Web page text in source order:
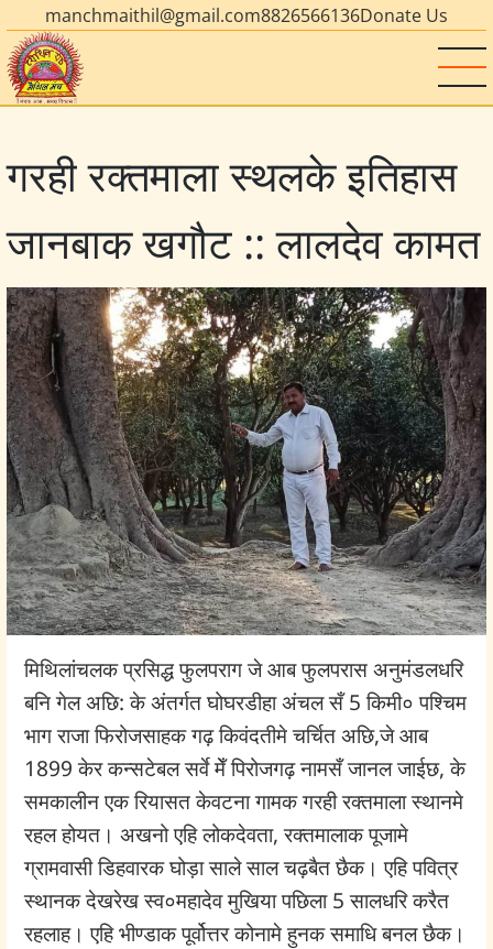
manchmaithil@gmail.com8826566136Donate Us
गरही रक्तमा‌ला स्थल‌के इतिहास
जानबाक खगौट :: लालदेव कामत
मिथिलांचलक प्रसिद्ध फुलपराग जे आब फुलपरास अनुमंडलधरि
बनि गेल अछि: के अंतर्गत घोघरडीहा अंचल सँ 5 किमी० पश्चिम
भाग राजा फिरोजसाहक गढ़ किवंदतीमे चर्चित अछि,जे आब
1899 केर कन्सटेबल सर्वे मेँ पिरोजगढ़ नामसँ जानल जाईछ, के
समकालीन एक रियासत केवटना गामक गरही रक्तमाला स्थानमे
रहल होयत। अखनो एहि लोकदेवता, रक्तमालाक पूजामे
ग्रामवासी डिहवारक घोड़ा साले साल चढ़बैत छैक। एहि पवित्र
स्थानक देखरेख स्व०महादेव मुखिया पछिला 5 सालधरि करैत
रहलाह। एहि भीण्डाक पूर्वोत्तर कोनामे हुनक समाधि बनल छैक।